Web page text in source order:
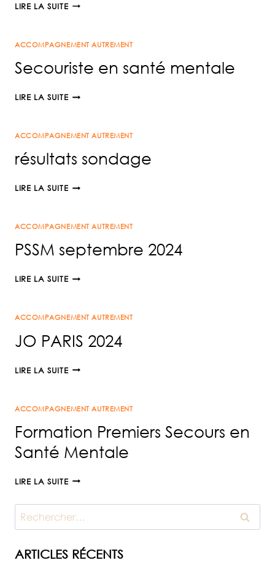
LIRE LA SUITESANTÉ
TOUS
ACCOMPAGNEMENT AUTREMENT
Secouriste en santé mentale
LIRE LA SUITESECOURISTE
MENTALE
ACCOMPAGNEMENT AUTREMENT
résultats sondage
LIRE LA SUITERÉSULTATS
ACCOMPAGNEMENT AUTREMENT
PSSM septembre 2024
LIRE LA SUITEPSSM
ACCOMPAGNEMENT AUTREMENT
JO PARIS 2024
LIRE LA SUITEJO
ACCOMPAGNEMENT AUTREMENT
Formation Premiers Secours en
Santé Mentale
LIRE LA SUITEFORMATION
SECOURS
EN
MENTALE
Rechercher :
ARTICLES RÉCENTS